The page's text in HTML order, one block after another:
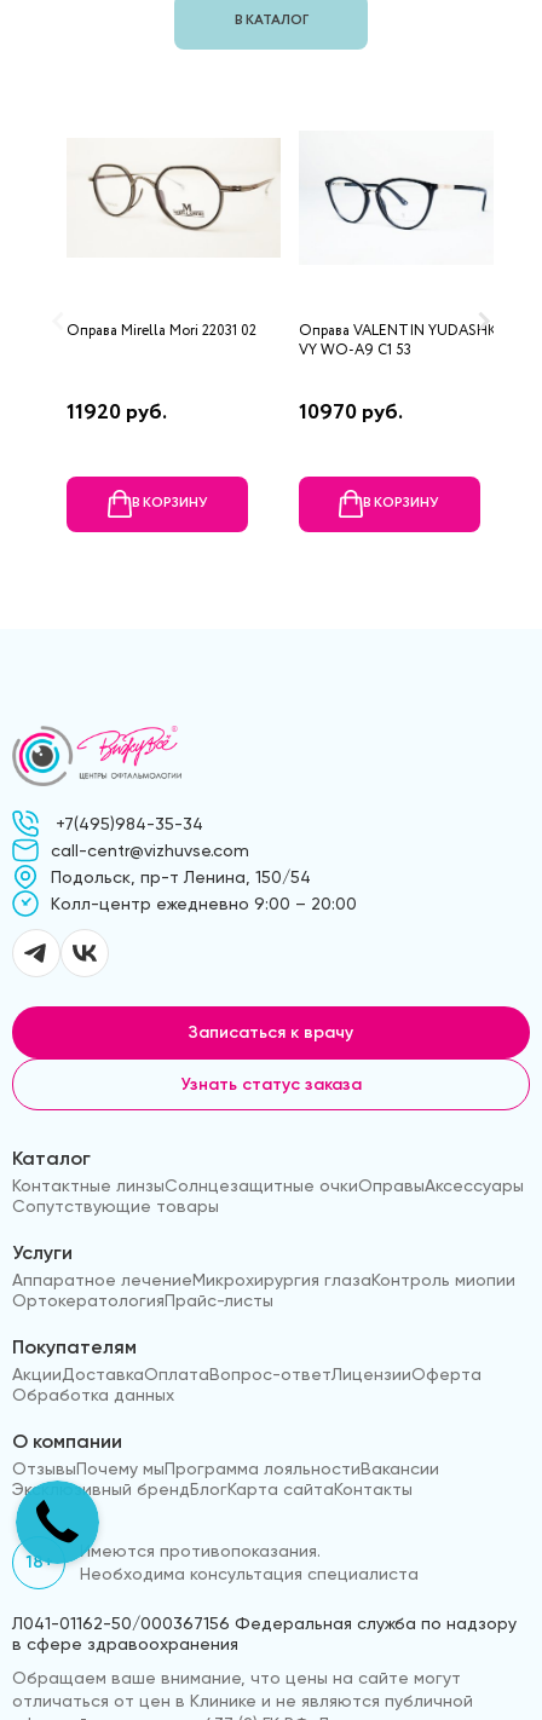
В КАТАЛОГ
Оправа Mirella Mori 22031 02
11920 руб.
В КОРЗИНУ
Оправа VALENTIN YUDASHKIN
VY WO-A9 C1 53
10970 руб.
В КОРЗИНУ
+7(495)984-35-34
call-centr@vizhuvse.com
Подольск, пр-т Ленина, 150/54
Kолл-центр ежедневно 9:00 – 20:00
Записаться к врачу
Узнать статус заказа
Каталог
Контактные линзыСолнцезащитные очкиОправыАксессуары
Сопутствующие товары
Услуги
Аппаратное лечениеМикрохирургия глазаКонтроль миопии
ОртокератологияПрайс-листы
Покупателям
АкцииДоставкаОплатаВопрос-ответЛицензииОферта
Обработка данных
О компании
ОтзывыПочему мыПрограмма лояльностиВакансии
Эксклюзивный брендБлогКарта сайтаКонтакты
18+
Имеются противопоказания.
Необходима консультация специалиста
Л041-01162-50/000367156 Федеральная служба по надзору
в сфере здравоохранения
Обращаем ваше внимание, что цены на сайте могут
отличаться от цен в Клинике и не являются публичной